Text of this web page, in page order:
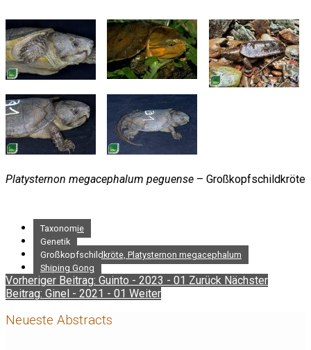
Platysternon megacephalum peguense – Großkopfschildkröte
Taxonomie
Genetik
Großkopfschildkröte, Platysternon megacephalum
Shiping Gong
Vorheriger Beitrag: Guinto - 2023 - 01 Zurück Nächster
Beitrag: Ginel - 2021 - 01 Weiter
Neueste Abstracts